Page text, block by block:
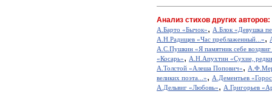
Анализ стихов других авторов:
А.Барто «Бычок», А.Блок «Девушка
А.Н.Радищев «Час преблаженный...»,
А.С.Пушкин «Я памятник себе
«Косарь», А.Н.Апухтин «Сухие,
А.Толстой «Алеша Попович»,
великих поэта...», А.Дементьев
А.Дельвиг «Любовь», А.Григорьев